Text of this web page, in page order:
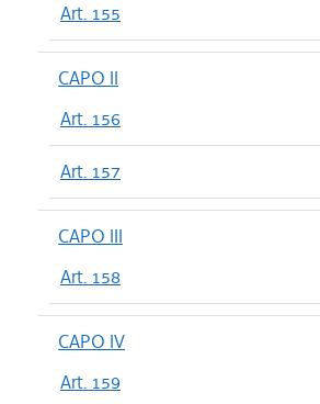
Art. 155
CAPO II
Art. 156
Art. 157
CAPO III
Art. 158
CAPO IV
Art. 159